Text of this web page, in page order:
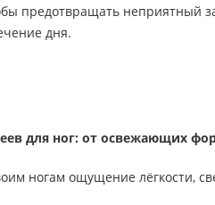
предотвращать неприятный
дня.
для ног: от освежающих
ногам ощущение лёгкости,